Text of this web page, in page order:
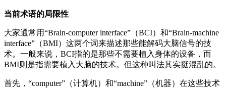
当前术语的局限性
大家通常用“Brain-computer interface”（BCI）和“Brain-machine
interface”（BMI）这两个词来描述那些能解码大脑信号的技
术。一般来说，BCI指的是那些不需要植入身体的设备，而
BMI则是指需要植入大脑的技术。但这种叫法其实挺混乱的。
首先，“computer”（计算机）和“machine”（机器）在这些技术